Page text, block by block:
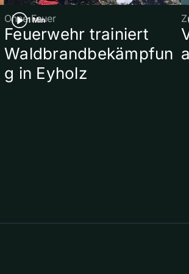
1 Min
Ohne Feuer
Feuerwehr trainiert
Waldbrandbekämpfun
g in Eyholz